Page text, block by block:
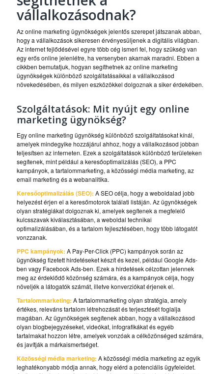
vállalkozásodnak?
Az online marketing ügynökségek jelentős szerepet játszanak abban,
hogy a vállalkozások sikeresen érvényesüljenek a digitális világban.
Az internet fejlődésével egyre több cég ismeri fel, hogy szükség van
egy erős online jelenlétre, ha versenyben akarnak maradni. Ebben a
cikkben bemutatjuk, hogyan segíthetnek az online marketing
ügynökségek különböző szolgáltatásaikkal a vállalkozásod
növekedésében, és milyen eszközökkel dolgoznak a siker érdekében.
Szolgáltatások: Mit nyújt egy online
marketing ügynökség?
Egy online marketing ügynökség különböző szolgáltatásokat kínál,
amelyek mindegyike hozzájárul ahhoz, hogy a vállalkozásod jobban
teljesítsen az interneten. Ezek a szolgáltatások különböző területeken
segítenek, mint például a keresőoptimalizálás (SEO), a PPC
kampányok, a tartalommarketing, a közösségi média marketing, az
email marketing és a webanalitika.
Keresőoptimalizálás (SEO): A SEO célja, hogy a weboldalad jobb
helyezést érjen el a keresőmotorok találati listáján. Az ügynökségek
olyan stratégiákat dolgoznak ki, amelyek segítenek a megfelelő
kulcsszavak kiválasztásában, a weboldal technikai
optimalizálásában, és a tartalom fejlesztésében, hogy több látogatót
vonzzanak.
PPC kampányok: A Pay-Per-Click (PPC) kampányok során az
ügynökség fizetett hirdetéseket készít és kezel, például Google Ads-
ben vagy Facebook Ads-ben. Ezek a hirdetések célzottan jelennek
meg az érdeklődő közönség számára, és a kampányok célja, hogy
növeljék a látogatók számát, illetve konverziókat érjenek el.
Tartalommarketing: A tartalommarketing olyan stratégia, amely
értékes, releváns tartalom létrehozását és terjesztését foglalja
magában. Az ügynökségek segítenek abban, hogy a vállalkozásod
olyan blogbejegyzéseket, videókat, infografikákat és egyéb
tartalmakat hozzon létre, amelyek vonzóak a célközönséged számára,
és javítják a márkaismertséget.
Közösségi média marketing: A közösségi média marketing az egyik
leghatékonyabb módja annak, hogy elérd a potenciális ügyfeleidet.